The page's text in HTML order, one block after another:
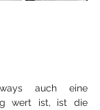
auch eine
wert ist, ist die